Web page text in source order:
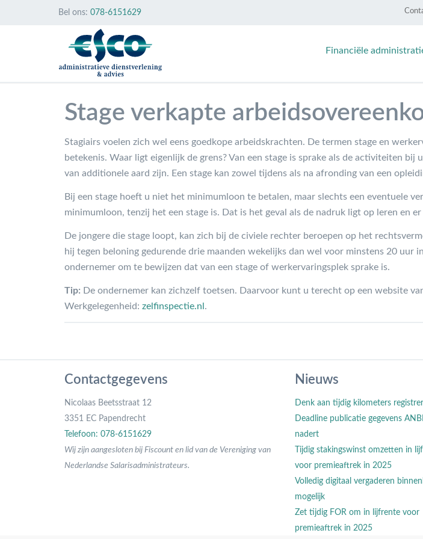
Bel ons: 078-6151629
Financiële
Stage verkapte
Stagiairs voelen zich wel eens goedkope arbeidskrachten. De termen stage en
betekenis. Waar ligt eigenlijk de grens? Van een stage is sprake als de activiteiten
van additionele aard zijn. Een stage kan zowel tijdens als na afronding van een
Bij een stage hoeft u niet het minimumloon te betalen, maar slechts een eventuele
minimumloon, tenzij het een stage is. Dat is het geval als de nadruk ligt op leren en er
De jongere die stage loopt, kan zich bij de civiele rechter beroepen op het
hij tegen beloning gedurende drie maanden wekelijks dan wel voor minstens 20 uur
ondernemer om te bewijzen dat van een stage of werkervaringsplek sprake is.
Tip: De ondernemer kan zichzelf toetsen. Daarvoor kunt u terecht op een website
Werkgelegenheid: zelfinspectie.nl .
Contactgegevens
Nicolaas Beetsstraat 12
3351 EC Papendrecht
Telefoon: 078-6151629
Wij zijn aangesloten bij Fiscount en lid van de Vereniging van
Nederlandse Salarisadministrateurs.
Nieuws
Denk aan tijdig kilometers
Deadline publicatie gegevens
nadert
Tijdig stakingswinst omzetten in
voor premieaftrek in 2025
Volledig digitaal vergaderen
mogelijk
Zet tijdig FOR om in lijfrente voor
premieaftrek in 2025